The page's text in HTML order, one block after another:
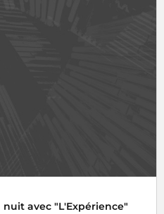
avec "L'Expérience"